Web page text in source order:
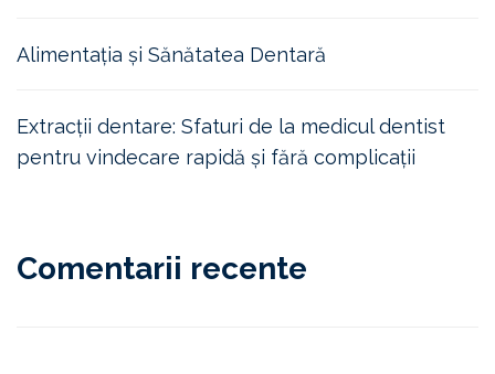
Alimentația și Sănătatea Dentară
Extracții dentare: Sfaturi de la medicul dentist
pentru vindecare rapidă și fără complicații
Comentarii recente